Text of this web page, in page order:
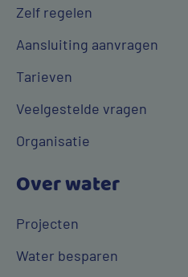
Zelf regelen
Aansluiting aanvragen
Tarieven
Veelgestelde vragen
Organisatie
Over water
Projecten
Water besparen